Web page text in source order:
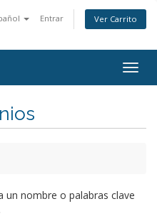
Entrar Ver Carrito
un nombre o palabras clave